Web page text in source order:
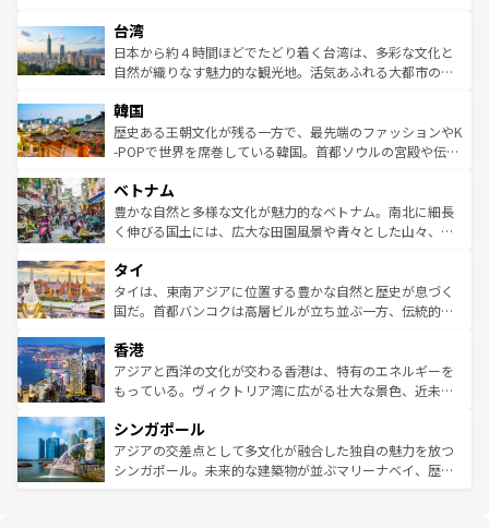
情報は
人々、おいしいローカルフードやハワイアンミュージッ
ク、伝統的なフラダンスなど、すべてがハワイの魅力を彩
っている。訪れるたびに新しい発見と感動が待っているハ
はコンテンツ一覧
リアリーフや大陸中央部にそびえるウルル（エアーズロッ
ク）、タスマニアの美しい原生林やケアンズの熱帯雨林な
ど、見どころがたくさん。また、カフェやワイン、オージ
いる。アクティビティも充実しており、サーフィンやダイ
ビング、ハイキングなど、アウトドア好きにはたまらな
い。オーストラリアの多彩な魅力を存分に味わいつくそ
参照してほしい。
台湾
日本から約４時間ほどでたどり着く台湾は、多彩な文化と
自然が織りなす魅力的な観光地。活気あふれる大都市の台
ン）、静ひつな山岳地帯である台湾東部など、都市の喧騒
と山間の静けさが共存しており、訪れる人に新しい発見と
驚きをもたらしてくれる。また、奥深い台湾の食文化も魅
容にもいいと評判のスイーツなど、バラエティ豊かな料理
が味わえる。 なお、新着の台湾情報は コンテンツ一覧を参
照してほしい。
韓国
歴史ある王朝文化が残る一方で、最先端のファッションやK
-POPで世界を席巻している韓国。首都ソウルの宮殿や伝統
き、地方に足を延ばせば四季折々の自然美を楽しむことが
できる。そして、キムチや焼肉、絶品のストリートフード
まで、さまざまな韓国料理が待っている。夜には、韓国な
リティに包まれながら、韓国の多彩な魅力を心ゆくまで味
わってみてほしい。 なお、新着の韓国情報はコンテンツ一
覧を参照してほしい。
ベトナム
豊かな自然と多様な文化が魅力的なベトナム。南北に細長
く伸びる国土には、広大な田園風景や青々とした山々、世
急速な発展と共に伝統が息づく。ハノイの古い町並みやホ
ーチミン市のフランス統治時代の建物も、独特の雰囲気を
醸し出している。また、バラエティの豊かさとおいしさで
とつ。フォーやバインミー、ベトナムコーヒーなどは、ぜ
ひ現地で味わいたい。どの地域を訪れてもあたたかい人々
が旅行者を迎えてくれるので、きっと忘れられない旅にな
参照してほしい。
タイ
タイは、東南アジアに位置する豊かな自然と歴史が息づく
国だ。首都バンコクは高層ビルが立ち並ぶ一方、伝統的な
の活気が交差している。北部ではチェンマイなどの山岳地
帯で自然と触れ合い、南部ではプーケットやクラビの美し
いビーチでリゾート気分を楽しむことができる。タイ料理
激する。気候は一年中温暖で、どの季節にも異なる楽しみ
が待っている。親しみやすいタイの人々、仏教を中心とし
た文化、そして多様な観光資源が、訪れる旅人を魅了し続
香港
アジアと西洋の文化が交わる香港は、特有のエネルギーを
もっている。ヴィクトリア湾に広がる壮大な景色、近未来
み、どこを訪れても感動するはず。観光スポットが密集し
ており、効率よく見どころを回れるのも魅力。息をのむよ
うな絶景から文化的な体験まで、香港を存分に楽しみ尽く
シンガポール
アジアの交差点として多文化が融合した独自の魅力を放つ
シンガポール。未来的な建築物が並ぶマリーナベイ、歴史